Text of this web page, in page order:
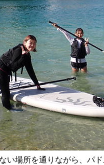
い場所を通りながら、パ